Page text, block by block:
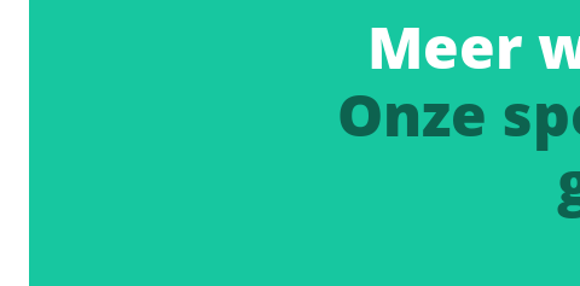
Meer
Onze